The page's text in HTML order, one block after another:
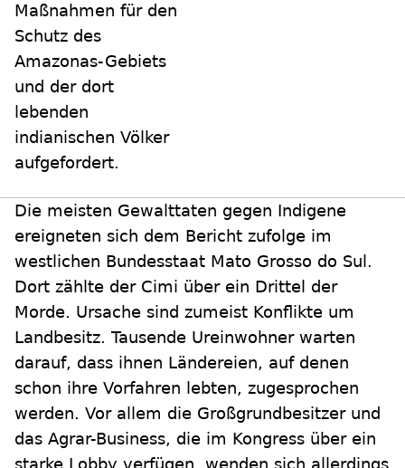
Maßnahmen für den
Schutz des
Amazonas-Gebiets
und der dort
lebenden
indianischen Völker
aufgefordert.
Die meisten Gewalttaten gegen Indigene
ereigneten sich dem Bericht zufolge im
westlichen Bundesstaat Mato Grosso do Sul.
Dort zählte der Cimi über ein Drittel der
Morde. Ursache sind zumeist Konflikte um
Landbesitz. Tausende Ureinwohner warten
darauf, dass ihnen Ländereien, auf denen
schon ihre Vorfahren lebten, zugesprochen
werden. Vor allem die Großgrundbesitzer und
das Agrar-Business, die im Kongress über ein
starke Lobby verfügen, wenden sich allerdings